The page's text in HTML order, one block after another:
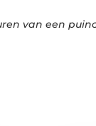
van een